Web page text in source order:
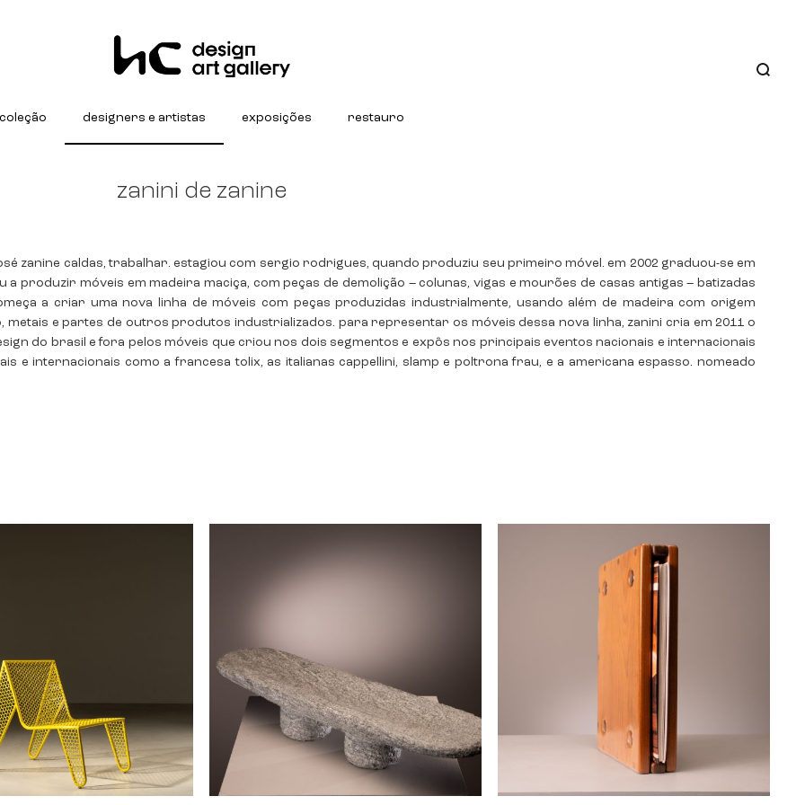
designers e artistas exposições restauro
zanini de zanine
zanine caldas, trabalhar. estagiou com sergio rodrigues, quando produziu seu primeiro móvel. em 2002 graduou-se em
produzir móveis em madeira maciça, com peças de demolição – colunas, vigas e mourões de casas antigas – batizadas
a criar uma nova linha de móveis com peças produzidas industrialmente, usando além de madeira com origem
e partes de outros produtos industrializados. para representar os móveis dessa nova linha, zanini cria em 2011 o
do brasil e fora pelos móveis que criou nos dois segmentos e expôs nos principais eventos nacionais e internacionais
e internacionais como a francesa tolix, as italianas cappellini, slamp e poltrona frau, e a americana espasso. nomeado